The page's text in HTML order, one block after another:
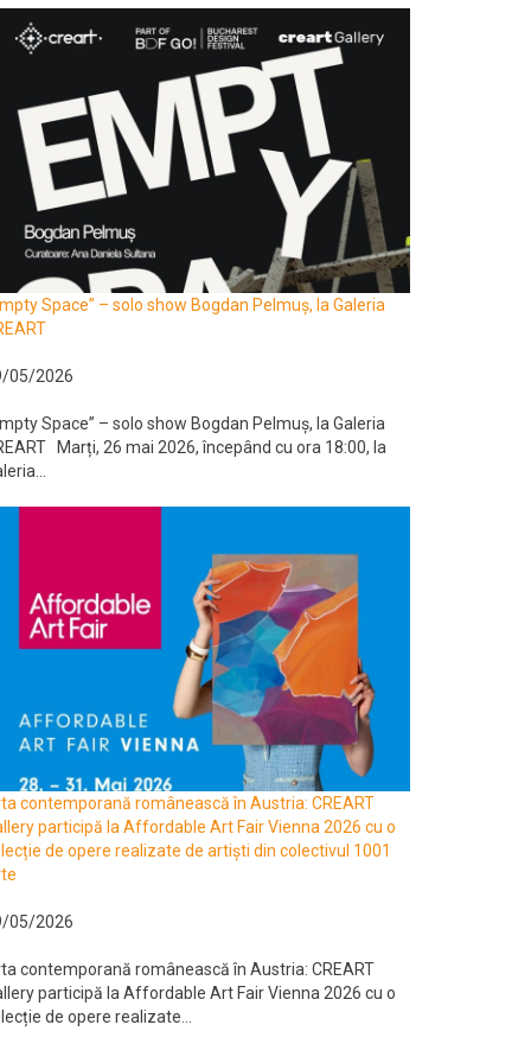
Space” – solo show Bogdan Pelmuș, la Galeria
05/2026
Space” – solo show Bogdan Pelmuș, la Galeria
Marți, 26 mai 2026, începând cu ora 18:00, la
contemporană românească în Austria: CREART
participă la Affordable Art Fair Vienna 2026 cu o
de opere realizate de artiști din colectivul 1001
05/2026
contemporană românească în Austria: CREART
participă la Affordable Art Fair Vienna 2026 cu o
de opere realizate...